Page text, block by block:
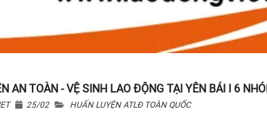
AN TOÀN - VỆ SINH LAO ĐỘNG TẠI YÊN BÁI I 6
25/02 HUẤN LUYỆN ATLĐ TOÀN QUỐC